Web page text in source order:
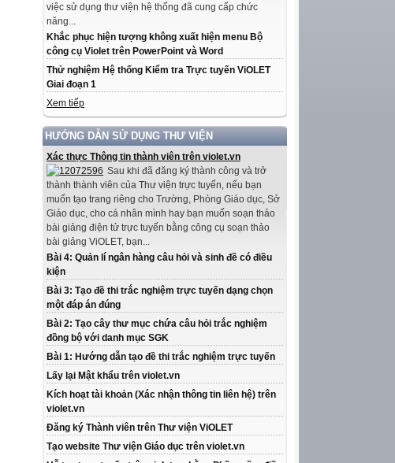
việc sử dụng thư viện hệ thống đã cung cấp chức
năng...
Khắc phục hiện tượng không xuất hiện menu Bộ
công cụ Violet trên PowerPoint và Word
Thử nghiệm Hệ thống Kiểm tra Trực tuyến ViOLET
Giai đoạn 1
Xem tiếp
HƯỚNG DẪN SỬ DỤNG THƯ VIỆN
Xác thực Thông tin thành viên trên violet.vn
Sau khi đã đăng ký thành công và trở
thành thành viên của Thư viện trực tuyến, nếu bạn
muốn tạo trang riêng cho Trường, Phòng Giáo dục, Sở
Giáo dục, cho cá nhân mình hay bạn muốn soạn thảo
bài giảng điện tử trực tuyến bằng công cụ soạn thảo
bài giảng ViOLET, bạn...
Bài 4: Quản lí ngân hàng câu hỏi và sinh đề có điều
kiện
Bài 3: Tạo đề thi trắc nghiệm trực tuyến dạng chọn
một đáp án đúng
Bài 2: Tạo cây thư mục chứa câu hỏi trắc nghiệm
đồng bộ với danh mục SGK
Bài 1: Hướng dẫn tạo đề thi trắc nghiệm trực tuyến
Lấy lại Mật khẩu trên violet.vn
Kích hoạt tài khoản (Xác nhận thông tin liên hệ) trên
violet.vn
Đăng ký Thành viên trên Thư viện ViOLET
Tạo website Thư viện Giáo dục trên violet.vn